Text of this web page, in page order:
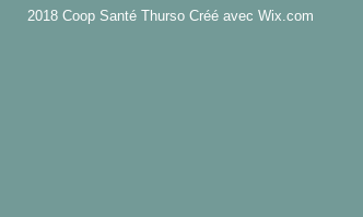
2018 Coop Santé Thurso Créé avec Wix.com